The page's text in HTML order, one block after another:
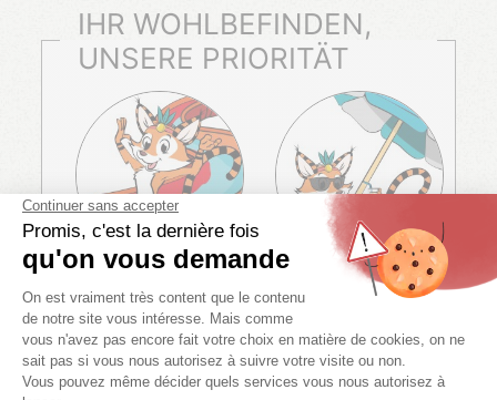
IHR WOHLBEFINDEN,
UNSERE PRIORITÄT
Große Wasserparks in
unseren Campingclubs
Qualitätsdienstleistungen
ERLEBNIS